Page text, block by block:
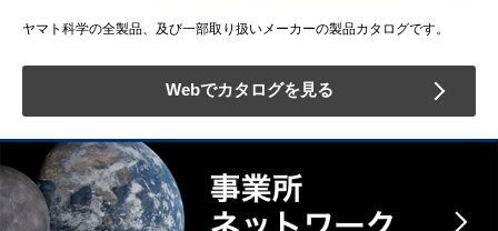
ヤマト科学の全製品、及び一部取り扱いメーカーの製品カタログです。
Webでカタログを見る